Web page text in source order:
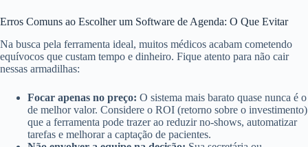
Erros Comuns ao Escolher um Software de Agenda: O Que Evitar
Na busca pela ferramenta ideal, muitos médicos acabam cometendo
equívocos que custam tempo e dinheiro. Fique atento para não cair
nessas armadilhas:
Focar apenas no preço: O sistema mais barato quase nunca é o
de melhor valor. Considere o ROI (retorno sobre o investimento)
que a ferramenta pode trazer ao reduzir no-shows, automatizar
tarefas e melhorar a captação de pacientes.